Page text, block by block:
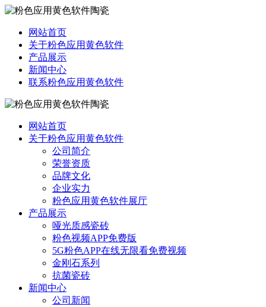
网站首页
关于粉色应用黄色软件
产品展示
新闻中心
联系粉色应用黄色软件
网站首页
关于粉色应用黄色软件
公司简介
荣誉资质
品牌文化
企业实力
粉色应用黄色软件展厅
产品展示
哑光质感瓷砖
粉色视频APP免费版
5G粉色APP在线无限看免费视频
金刚石系列
抗菌瓷砖
新闻中心
公司新闻